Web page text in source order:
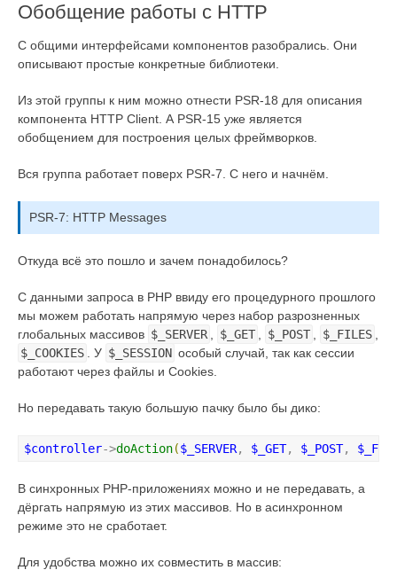
Обобщение работы с HTTP
С общими интерфейсами компонентов разобрались. Они
описывают простые конкретные библиотеки.
Из этой группы к ним можно отнести PSR-18 для описания
компонента HTTP Client. А PSR-15 уже является
обобщением для построения целых фреймворков.
Вся группа работает поверх PSR-7. С него и начнём.
PSR-7: HTTP Messages
Откуда всё это пошло и зачем понадобилось?
С данными запроса в PHP ввиду его процедурного прошлого
мы можем работать напрямую через набор разрозненных
глобальных массивов $_SERVER $_GET $_POST $_FILES
$_COOKIES
. У $_SESSION особый случай, так как сессии
работают через файлы и Cookies.
Но передавать такую большую пачку было бы дико:
$controller->doAction($_SERVER, $_GET, $_POST,
В синхронных PHP-приложениях можно и не передавать, а
дёргать напрямую из этих массивов. Но в асинхронном
режиме это не сработает.
Для удобства можно их совместить в массив: